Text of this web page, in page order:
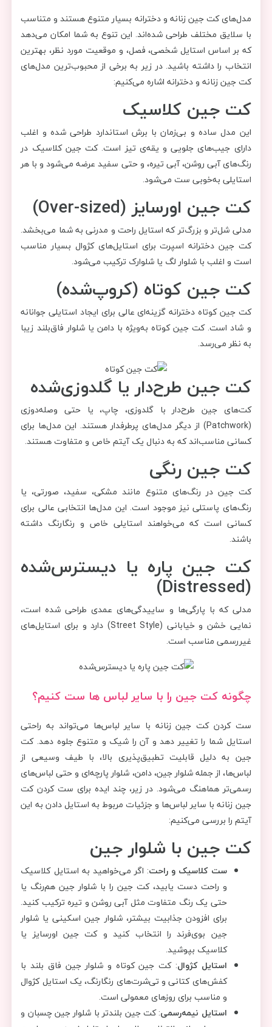
مدل‌های کت جین زنانه و دخترانه بسیار متنوع هستند و متناسب
با سلایق مختلف طراحی شده‌اند. این تنوع به شما امکان می‌دهد
که بر اساس استایل شخصی، فصل، و موقعیت مورد نظر، بهترین
انتخاب را داشته باشید. در زیر به برخی از محبوب‌ترین مدل‌های
کت جین زنانه و دخترانه اشاره می‌کنیم:
کت جین کلاسیک
این مدل ساده و بی‌زمان با برش استاندارد طراحی شده و اغلب
دارای جیب‌های جلویی و یقه‌ی تیز است. کت جین کلاسیک در
رنگ‌های آبی روشن، آبی تیره، و حتی سفید عرضه می‌شود و با هر
استایلی به‌خوبی ست می‌شود.
کت جین اورسایز (Over-sized)
مدلی شل‌تر و بزرگ‌تر که استایل راحت و مدرنی به شما می‌بخشد.
کت جین دخترانه اسپرت برای استایل‌های کژوال بسیار مناسب
است و اغلب با شلوار لگ یا شلوارک ترکیب می‌شود.
کت جین کوتاه (کروپ‌شده)
کت جین کوتاه دخترانه گزینه‌ای عالی برای ایجاد استایلی جوانانه
و شاد است. کت جین کوتاه به‌ویژه با دامن یا شلوار فاق‌بلند زیبا
به نظر می‌رسد.
کت جین طرح‌دار یا گلدوزی‌شده
کت‌های جین طرح‌دار با گلدوزی، چاپ، یا حتی وصله‌دوزی
(Patchwork) از دیگر مدل‌های پرطرفدار هستند. این مدل‌ها برای
کسانی مناسب‌اند که به دنبال یک آیتم خاص و متفاوت هستند.
کت جین رنگی
کت جین در رنگ‌های متنوع مانند مشکی، سفید، صورتی، یا
رنگ‌های پاستلی نیز موجود است. این مدل‌ها انتخابی عالی برای
کسانی است که می‌خواهند استایلی خاص و رنگارنگ داشته
باشند.
کت جین پاره یا دیسترس‌شده
(Distressed)
مدلی که با پارگی‌ها و ساییدگی‌های عمدی طراحی شده است،
نمایی خشن و خیابانی (Street Style) دارد و برای استایل‌های
غیررسمی مناسب است.
چگونه کت جین را با سایر لباس ها ست کنیم؟
ست کردن کت جین زنانه با سایر لباس‌ها می‌تواند به راحتی
استایل شما را تغییر دهد و آن را شیک و متنوع جلوه دهد. کت
جین به دلیل قابلیت تطبیق‌پذیری بالا، با طیف وسیعی از
لباس‌ها، از جمله شلوار جین، دامن، شلوار پارچه‌ای و حتی لباس‌های
رسمی‌تر هماهنگ می‌شود. در زیر، چند ایده برای ست کردن کت
جین زنانه با سایر لباس‌ها و جزئیات مربوط به استایل دادن به این
آیتم را بررسی می‌کنیم:
کت جین با شلوار جین
ست کلاسیک و راحت: اگر می‌خواهید به استایل کلاسیک
و راحت دست یابید، کت جین را با شلوار جین هم‌رنگ یا
حتی یک رنگ متفاوت مثل آبی روشن و تیره ترکیب کنید.
برای افزودن جذابیت بیشتر، شلوار جین اسکینی یا شلوار
جین بوی‌فرند را انتخاب کنید و کت جین اورسایز یا
کلاسیک بپوشید.
استایل کژوال: کت جین کوتاه و شلوار جین فاق بلند با
کفش‌های کتانی و تی‌شرت‌های رنگارنگ، یک استایل کژوال
و مناسب برای روزهای معمولی است.
استایل نیمه‌رسمی: کت جین بلندتر با شلوار جین چسبان و